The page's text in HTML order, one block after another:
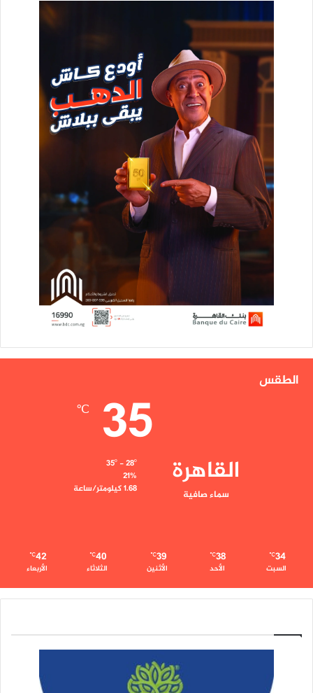
الطقس
القاهرة
سماء صافية
35
℃
21%
1.68 كيلومتر/ساعة
34
℃
السبت
38
℃
الأحد
39
℃
الأثنين
40
℃
الثلاثاء
42
℃
الأربعاء